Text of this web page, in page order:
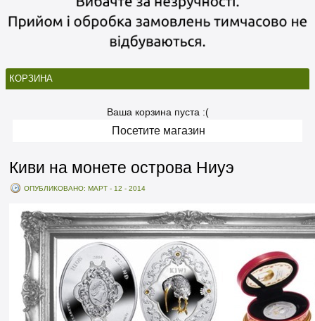
КОРЗИНА
Ваша корзина пуста :(
Посетите магазин
Киви на монете острова Ниуэ
ОПУБЛИКОВАНО: МАРТ - 12 - 2014